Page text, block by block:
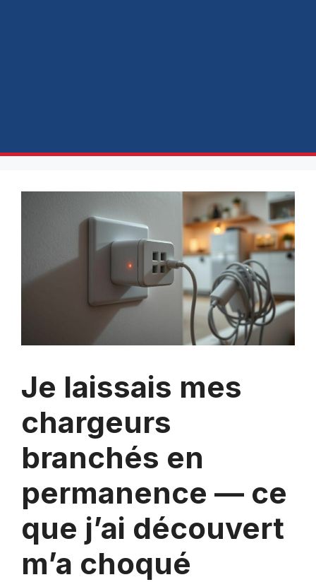
Je laissais mes
chargeurs
branchés en
permanence — ce
que j’ai découvert
m’a choqué